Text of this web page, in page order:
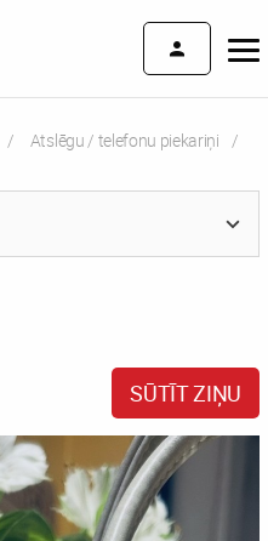
Atslēgu / telefonu piekariņi
SŪTĪT ZIŅU